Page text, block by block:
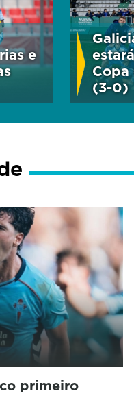
e
Copa
(3-0)
primeiro